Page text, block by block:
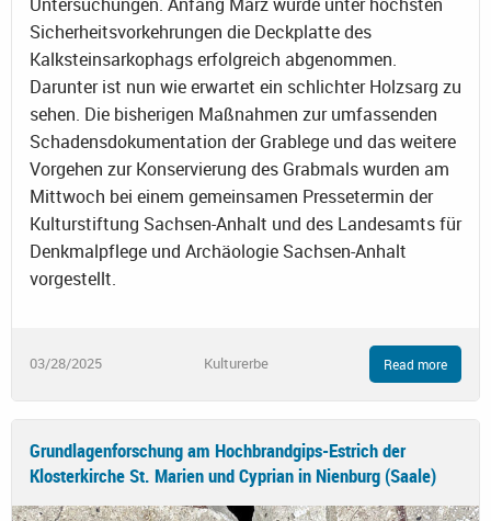
Sicherheitsvorkehrungen die Deckplatte des
Kalksteinsarkophags erfolgreich abgenommen.
Darunter ist nun wie erwartet ein schlichter Holzsarg zu
sehen. Die bisherigen Maßnahmen zur umfassenden
Schadensdokumentation der Grablege und das weitere
Vorgehen zur Konservierung des Grabmals wurden am
Mittwoch bei einem gemeinsamen Pressetermin der
Kulturstiftung Sachsen-Anhalt und des Landesamts für
Denkmalpflege und Archäologie Sachsen-Anhalt
vorgestellt.
03/28/2025 Kulturerbe Read more
Grundlagenforschung am Hochbrandgips-Estrich der
Klosterkirche St. Marien und Cyprian in Nienburg (Saale)